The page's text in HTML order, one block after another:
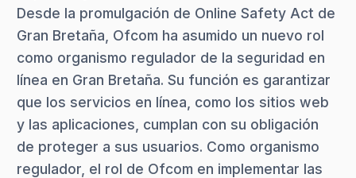
Desde la promulgación de Online Safety Act de
Gran Bretaña, Ofcom ha asumido un nuevo rol
como organismo regulador de la seguridad en
línea en Gran Bretaña. Su función es garantizar
que los servicios en línea, como los sitios web
y las aplicaciones, cumplan con su obligación
de proteger a sus usuarios. Como organismo
regulador, el rol de Ofcom en implementar las